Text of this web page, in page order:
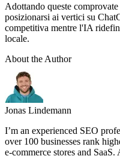
Adottando queste
posizionarsi ai vertici su
competitiva mentre l'IA
locale.
About the Author
Jonas Lindemann
I’m an experienced SEO
over 100 businesses rank
e-commerce stores and